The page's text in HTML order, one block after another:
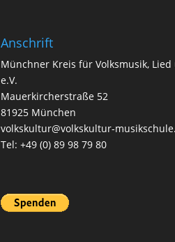
Anschrift
Münchner Kreis für Volksmusik, Lied
e.V.
Mauerkircherstraße 52
81925 München
volkskultur@volkskultur-
Tel: +49 (0) 89 98 79 80